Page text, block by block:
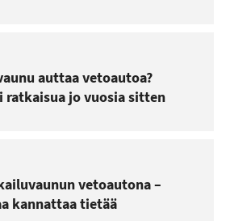
auttaa vetoautoa?
ratkaisua jo vuosia sitten
vetoautona –
kannattaa tietää